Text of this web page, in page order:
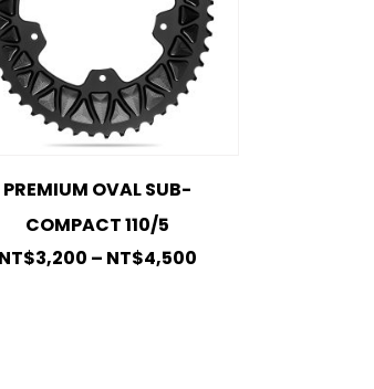
PREMIUM OVAL SUB-
COMPACT 110/5
NT$3,200 – NT$4,500